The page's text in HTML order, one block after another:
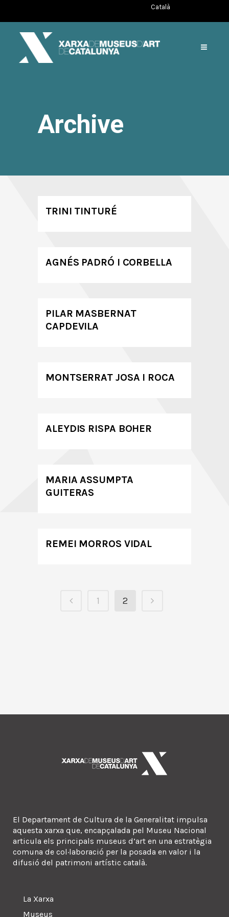
Català
Archive
TRINI TINTURÉ
AGNÉS PADRÓ I CORBELLA
PILAR MASBERNAT
CAPDEVILA
MONTSERRAT JOSA I ROCA
ALEYDIS RISPA BOHER
MARIA ASSUMPTA
GUITERAS
REMEI MORROS VIDAL
1 2
El Departament de Cultura de la Generalitat impulsa
aquesta xarxa que, encapçalada pel Museu Nacional
articula els principals museus d’art en una estratègia
comuna de col·laboració per la posada en valor i la
difusió del patrimoni artístic català.
La Xarxa
Museus